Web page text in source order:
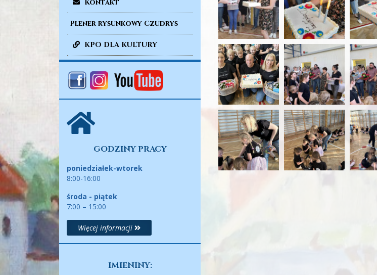
Kontakt
Plener rysunkowy Czudrys
KPO DLA KULTURY
GODZINY PRACY
poniedziałek-wtorek
8:00-16:00
środa - piątek
7:00 – 15:00
Więcej informacji
IMIENINY: